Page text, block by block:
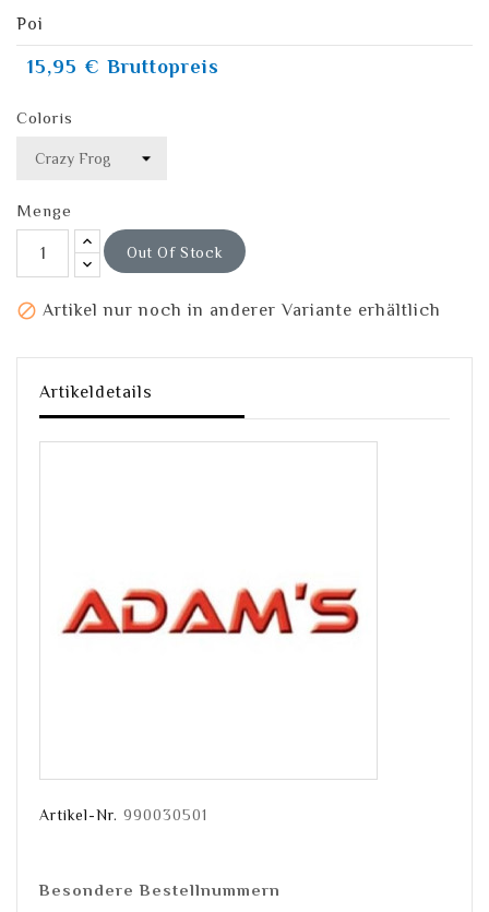
Poi
15,95 € Bruttopreis
Coloris
Menge
Out Of Stock
 Artikel nur noch in anderer Variante erhältlich
Artikeldetails
Artikel-Nr. 990030501
Besondere Bestellnummern